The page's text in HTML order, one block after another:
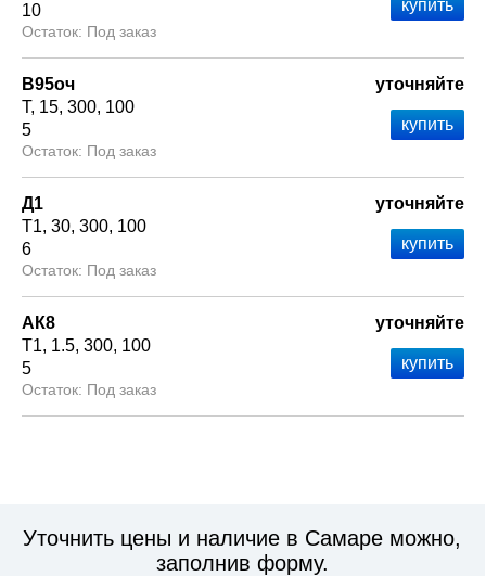
10
Под заказ
В95оч
Т 15 300 100
5
Под заказ
уточняйте
Д1
Т1 30 300 100
6
Под заказ
уточняйте
АК8
Т1 1.5 300 100
5
Под заказ
уточняйте
Уточнить цены и наличие в Самаре можно,
заполнив форму.